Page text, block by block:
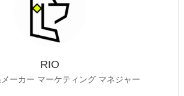
RIO
ーカー マーケティング マネジャー